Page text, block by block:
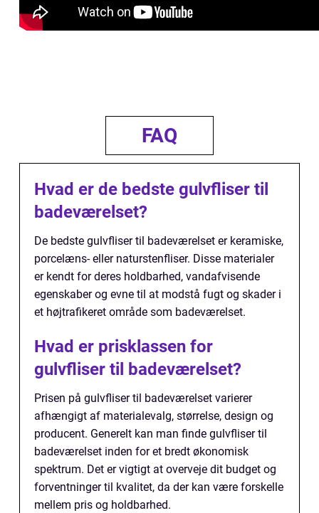
FAQ
Hvad er de bedste gulvfliser til
badeværelset?
De bedste gulvfliser til badeværelset er keramiske,
porcelæns- eller naturstenfliser. Disse materialer
er kendt for deres holdbarhed, vandafvisende
egenskaber og evne til at modstå fugt og skader i
et højtrafikeret område som badeværelset.
Hvad er prisklassen for
gulvfliser til badeværelset?
Prisen på gulvfliser til badeværelset varierer
afhængigt af materialevalg, størrelse, design og
producent. Generelt kan man finde gulvfliser til
badeværelset inden for et bredt økonomisk
spektrum. Det er vigtigt at overveje dit budget og
forventninger til kvalitet, da der kan være forskelle
mellem pris og holdbarhed.